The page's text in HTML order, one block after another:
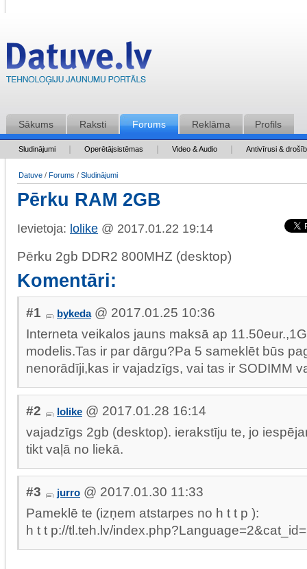
Sākums Raksti Forums Reklāma Profils
Sludinājumi Operētājsistēmas Video & Audio Antivīrusi &
Datuve / Forums / Sludinājumi
Pērku RAM 2GB
Ievietoja: lolike @ 2017.01.22 19:14
Pērku 2gb DDR2 800MHZ (desktop)
Komentāri:
#1 bykeda@ 2017.01.25 10:36
Interneta veikalos jauns maksā ap
modelis.Tas ir par dārgu?Pa 5 sameklēt būs
nenorādīji,kas ir vajadzīgs, vai tas ir SODIMM
#2 lolike @ 2017.01.28 16:14
vajadzīgs 2gb (desktop). ierakstīju te, jo
tikt vaļā no liekā.
#3 jurro @ 2017.01.30 11:33
Pameklē te (izņem atstarpes no h t t p ):
h t t p://tl.teh.lv/